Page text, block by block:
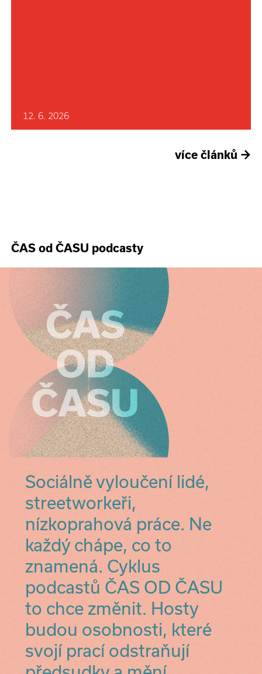
12. 6. 2026
více článků →
ČAS od ČASU podcasty
Sociálně vyloučení lidé,
streetworkeři,
nízkoprahová práce. Ne
každý chápe, co to
znamená. Cyklus
podcastů ČAS OD ČASU
to chce změnit. Hosty
budou osobnosti, které
svojí prací odstraňují